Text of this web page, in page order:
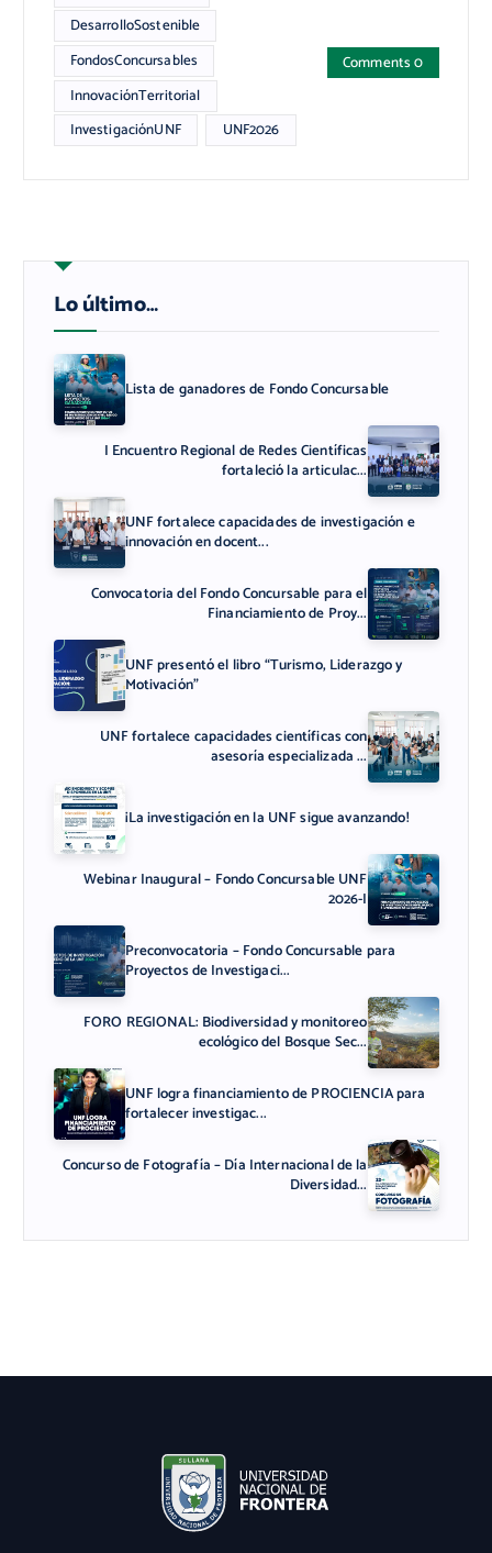
DesarrolloSostenible
FondosConcursables
InnovaciónTerritorial
InvestigaciónUNF
UNF2026
Comments 0
Lo último…
Lista de ganadores de Fondo Concursable
I Encuentro Regional de Redes Científicas
fortaleció la articulac...
UNF fortalece capacidades de investigación e
innovación en docent...
Convocatoria del Fondo Concursable para el
Financiamiento de Proy...
UNF presentó el libro “Turismo, Liderazgo y
Motivación”
UNF fortalece capacidades científicas con
asesoría especializada ...
¡La investigación en la UNF sigue avanzando!
Webinar Inaugural – Fondo Concursable UNF
2026-I
Preconvocatoria – Fondo Concursable para
Proyectos de Investigaci...
FORO REGIONAL: Biodiversidad y monitoreo
ecológico del Bosque Sec...
UNF logra financiamiento de PROCIENCIA para
fortalecer investigac...
Concurso de Fotografía – Día Internacional de la
Diversidad...